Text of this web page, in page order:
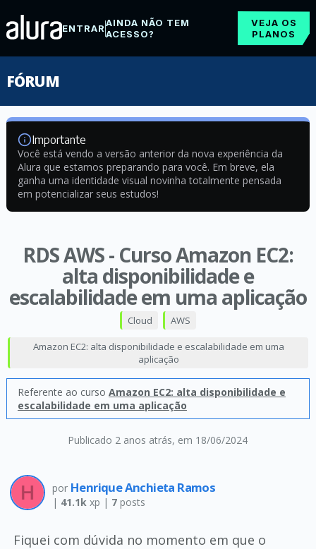
ENTRARAINDA NÃO TEM
ACESSO?
VEJA OS
PLANOS
FÓRUM
Importante
Você está vendo a versão anterior da nova experiência da
Alura que estamos preparando para você. Em breve, ela
ganha uma identidade visual novinha totalmente pensada
em potencializar seus estudos!
RDS AWS - Curso Amazon EC2:
alta disponibilidade e
escalabilidade em uma aplicação
Publicado 2 anos atrás, em 18/06/2024
Cloud AWS
Amazon EC2: alta disponibilidade e escalabilidade em uma
aplicação
Referente ao curso Amazon EC2: alta disponibilidade e
escalabilidade em uma aplicação
por Henrique Anchieta Ramos
| 41.1kxp | 7posts
Fiquei com dúvida no momento em que o